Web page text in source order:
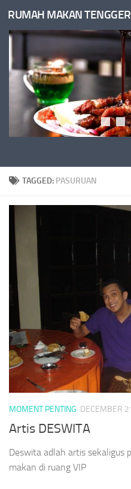
Skip to content
RUMAH MAKAN TENGGER
TAGGED: PASURUAN
MOMENT PENTING DECEMBER
Artis DESWITA
Deswita adlah artis sekaligus
makan di ruang VIP